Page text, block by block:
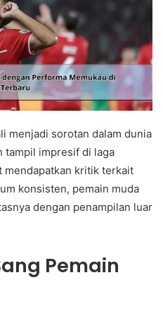
menjadi sorotan dalam dunia
tampil impresif di laga
mendapatkan kritik terkait
konsisten, pemain muda
dengan penampilan luar
Pemain